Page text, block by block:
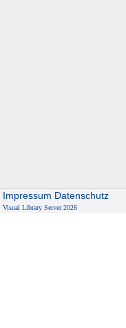
Impressum Datenschutz
Visual Library Server 2026